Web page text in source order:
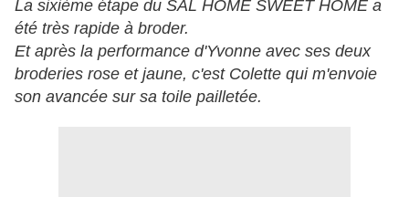
La sixième étape du SAL HOME SWEET HOME a
été très rapide à broder.
Et après la performance d'Yvonne avec ses deux
broderies rose et jaune, c'est Colette qui m'envoie
son avancée sur sa toile pailletée.